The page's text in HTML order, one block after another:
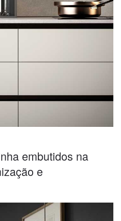
embutidos na
e